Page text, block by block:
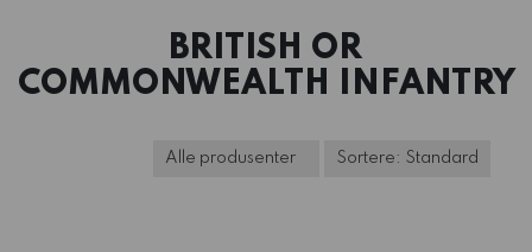
BRITISH OR
COMMONWEALTH INFANTRY